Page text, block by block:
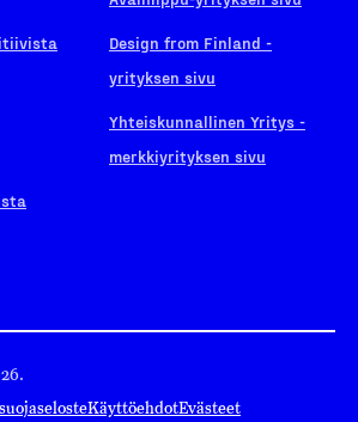
Design from Finland -
yrityksen sivu
Yhteiskunnallinen Yritys -
merkkiyrityksen sivu
KäyttöehdotEvästeet